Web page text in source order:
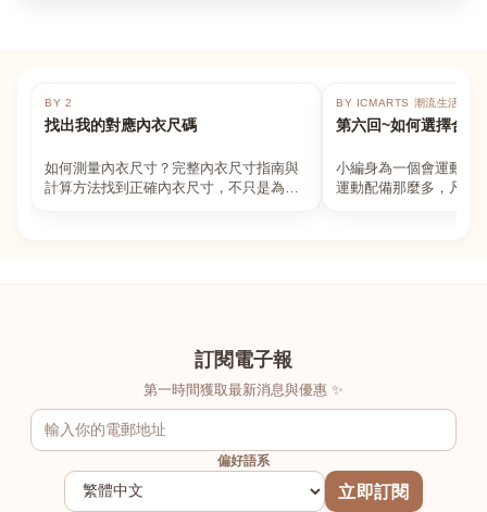
BY 2
找出我的對應內衣尺碼
如何測量內衣尺寸？完整內衣尺寸指南與
計算方法找到正確內衣尺寸，不只是為了
BY ICMARTS 潮流生活百貨
第六回~如何選擇合適
小編身為一個會運動的
運動配備那麼多，凡舉
訂閱電子報
第一時間獲取最新消息與優惠 ✨
偏好語系
立即訂閱